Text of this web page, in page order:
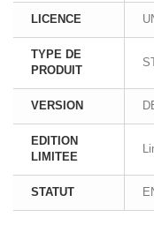
LICENCE
TYPE DE
PRODUIT
VERSION
EDITION
LIMITEE
STATUT